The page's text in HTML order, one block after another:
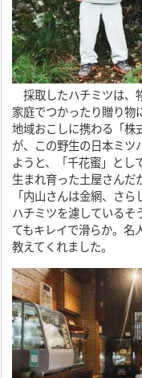
採取したハチミツは、
家庭でつかったり贈り物
地域おこしに携わる「株
が、この野生の日本ミツ
ようと、「千花蜜」とし
生まれ育った土屋さんだ
「内山さんは金網、さ
ハチミツを濾しているそ
てもキレイで滑らか。名
教えてくれました。